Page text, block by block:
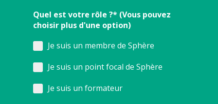
Quel est votre rôle ?* (Vous pouvez
choisir plus d'une option)
Je suis un membre de Sphère
Je suis un point focal de Sphère
Je suis un formateur